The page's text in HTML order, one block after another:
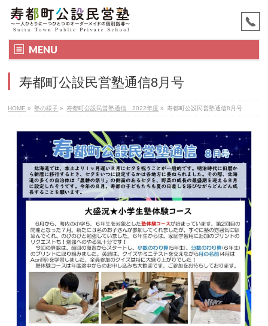
MENU
寿都町公設民営塾通信8月号
HOME » 塾の様子 » 寿都町公設民営塾通信 2022年度 » 寿都町公設民営塾通信8月号